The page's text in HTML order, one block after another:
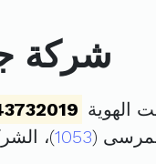
شركة
الهوية
(
1053)،